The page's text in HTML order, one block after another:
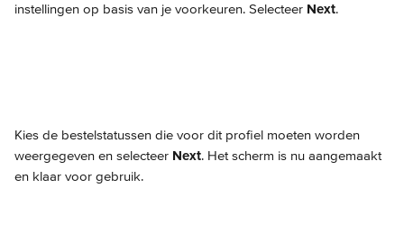
instellingen op basis van je voorkeuren. Selecteer Next.
Kies de bestelstatussen die voor dit profiel moeten worden
weergegeven en selecteer Next. Het scherm is nu aangemaakt
en klaar voor gebruik.